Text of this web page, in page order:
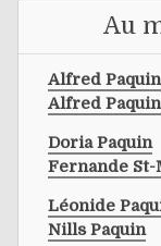
Au
Alfred Paquin
Alfred Paquin
Doria Paquin
Fernande
Léonide
Nills Paquin